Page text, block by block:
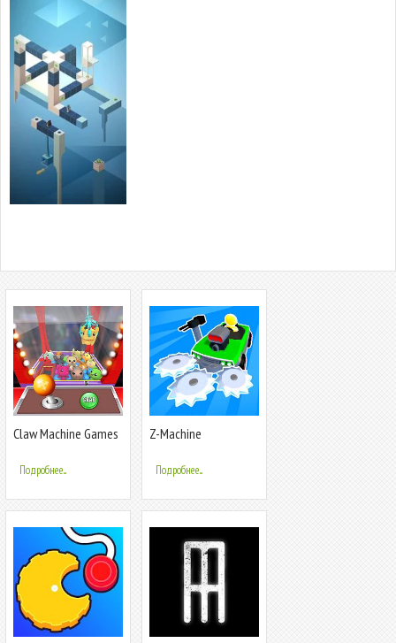
Claw Machine Games
Подробнее...
Z-Machine
Подробнее...